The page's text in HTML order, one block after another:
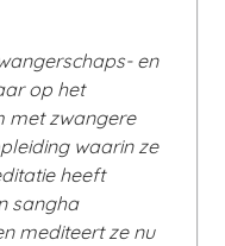
en
op het
met zwangere
waarin ze
heeft
sangha
mediteert ze nu